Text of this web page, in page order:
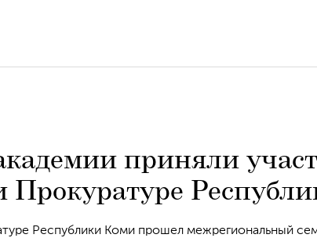
приняли
Прокуратуре
Республики Коми прошел межрегиональный